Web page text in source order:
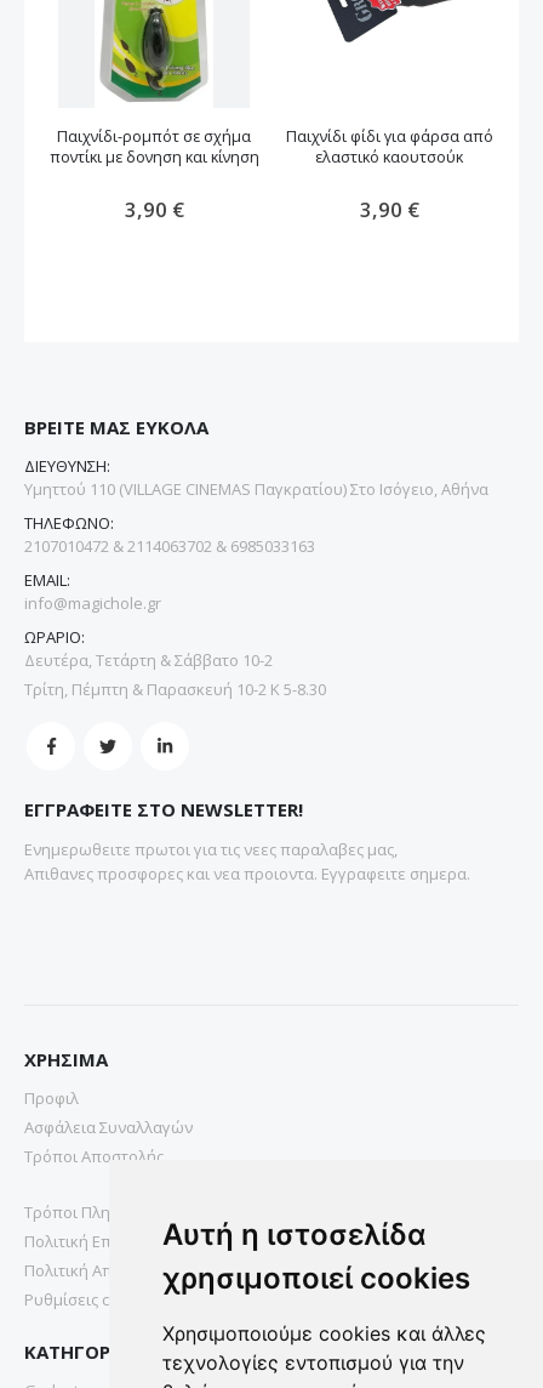
Αυτή η ιστοσελίδα
χρησιμοποιεί cookies
Χρησιμοποιούμε cookies και άλλες
τεχνολογίες εντοπισμού για την
Παιχνίδι-ρομπότ σε σχήμα
ποντίκι με δονηση και κίνηση
3,90 €
Παιχνίδι φίδι για φάρσα από
ελαστικό καουτσούκ
3,90 €
ΒΡΕΙΤΕ ΜΑΣ ΕΥΚΟΛΑ
ΔΙΕΥΘΥΝΣΗ:
Υμηττού 110 (VILLAGE CINEMAS Παγκρατίου) Στο Ισόγειο, Αθήνα
ΤΗΛΕΦΩΝΟ:
2107010472 & 2114063702 & 6985033163
EMAIL:
info@magichole.gr
ΩΡΑΡΙΟ:
Δευτέρα, Τετάρτη & Σάββατο 10-2
Τρίτη, Πέμπτη & Παρασκευή 10-2 Κ 5-8.30
ΕΓΓΡΑΦΕΙΤΕ ΣΤΟ NEWSLETTER!
Ενημερωθειτε πρωτοι για τις νεες παραλαβες μας,
Απιθανες προσφορες και νεα προιοντα. Εγγραφειτε σημερα.
ΧΡΗΣΙΜΑ
Προφιλ
Ασφάλεια Συναλλαγών
Τρόποι Αποστολής
Τρόποι Πληρωμής
Πολιτική Επιστροφών
Πολιτική Απορρήτου
Ρυθμίσεις cookies
ΚΑΤΗΓΟΡΙΕΣ